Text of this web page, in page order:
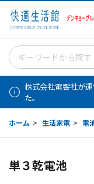
株式会社電響社が
た。
ホーム > 生活家電 > 電
単３乾電池